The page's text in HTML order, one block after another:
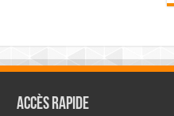
Accès rapide